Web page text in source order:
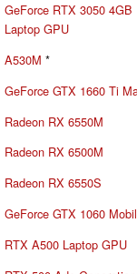
GeForce RTX 3050 4GB
Laptop GPU
A530M *
GeForce GTX 1660 Ti
Radeon RX 6550M
Radeon RX 6500M
Radeon RX 6550S
GeForce GTX 1060
RTX A500 Laptop GPU